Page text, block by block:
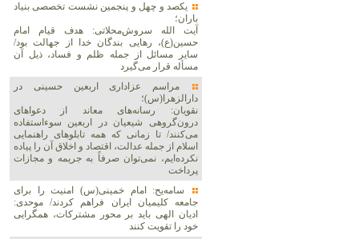
یکصد و چهل و پنجمین نشست تخصصی بنیاد
باران؛
آیت الله سروش‌محلاتی: هدف قیام امام
حسین(ع)، رهایی بندگان خدا از جهالت بود/
سایر مسائل از جمله ظلم و فساد، ذیل آن
مسأله قرار می‌گیرد
مراسم عزاداری اربعین حسینی در
دارالزهرا(س)؛
نقویان: رسانه‌های معاند از دعواهای
درون‌گروهی شیعیان در اربعین سوءاستفاده
می‌کنند/ تا زمانی که همه تابلوهای راهنمایی
اسلام از جمله عدالت، اقتصاد و اخلاق آن را پیاده
نکرده‌ایم، نمی‌توان صرفاً به جریمه و مجازات
پرداخت
سامه‌یح: امام خمینی(س) امنیت را برای
جامعه کلیمیان ایران فراهم کردند/ موحدی:
ادیان الهی باید بر محور مشترکات، همگرایی
خود را تقویت کنند